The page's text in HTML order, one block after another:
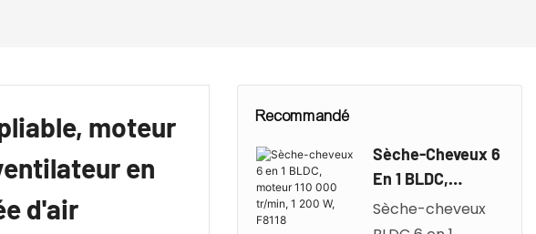
moteur
en
d'air
Recommandé
Sèche-Cheveux 6
En 1 BLDC,
Moteur 110 000
Tr/min, 1 200 W,
Sèche-cheveux